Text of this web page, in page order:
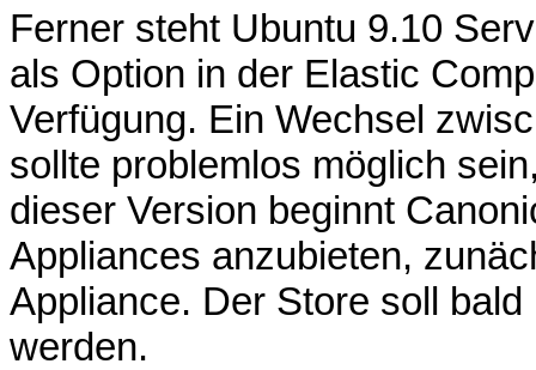
Ferner steht Ubuntu 9.10
als Option in der Elastic
Verfügung. Ein Wechsel
sollte problemlos möglich
dieser Version beginnt
Appliances anzubieten,
Appliance. Der Store soll
werden.